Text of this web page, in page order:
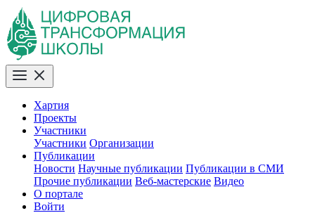
Хартия
Проекты
Участники
Участники Организации
Публикации
Новости Научные публикации Публикации в СМИ
Прочие публикации Веб-мастерские Видео
О портале
Войти